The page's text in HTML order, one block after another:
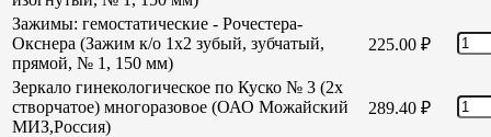
Зажимы: гемостатические - Рочестера-
Окснера (Зажим к/о 1х2 зубый, зубчатый,
прямой, № 1, 150 мм)
225.00 ₽
Зеркало гинекологическое по Куско № 3 (2х
створчатое) многоразовое (ОАО Можайский
МИЗ,Россия)
289.40 ₽